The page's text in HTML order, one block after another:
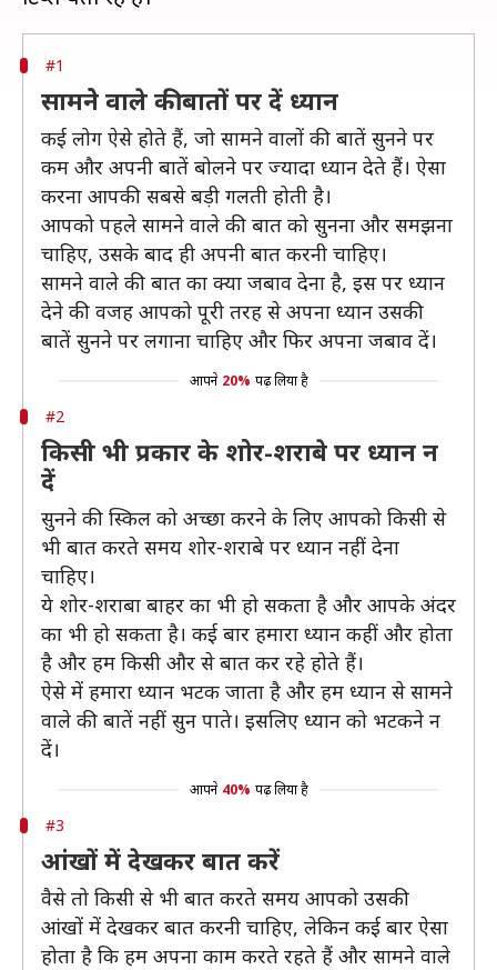
#1
सामनेे वाले की बातों पर दें ध्यान
कई लोग ऐसे होते हैं, जो सामने वालों की बातें सुनने पर
कम और अपनी बातें बोलने पर ज्यादा ध्यान देते हैं। ऐसा
करना आपकी सबसे बड़ी गलती होती है।
आपको पहले सामने वाले की बात को सुनना और समझना
चाहिए, उसके बाद ही अपनी बात करनी चाहिए।
सामने वाले की बात का क्या जबाव देना है, इस पर ध्यान
देने की वजह आपको पूरी तरह से अपना ध्यान उसकी
बातें सुनने पर लगाना चाहिए और फिर अपना जबाव दें।
आपने 20% पढ़ लिया है
#2
किसी भी प्रकार के शोर-शराबे पर ध्यान न
दें
सुनने की स्किल को अच्छा करने के लिए आपको किसी से
भी बात करते समय शोर-शराबे पर ध्यान नहीं देना
चाहिए।
ये शोर-शराबा बाहर का भी हो सकता है और आपके अंदर
का भी हो सकता है। कई बार हमारा ध्यान कहीं और होता
है और हम किसी और से बात कर रहे होते हैं।
ऐसे में हमारा ध्यान भटक जाता है और हम ध्यान से सामने
वाले की बातें नहीं सुन पाते। इसलिए ध्यान को भटकने न
दें।
आपने 40% पढ़ लिया है
#3
आंखों में देखकर बात करें
वैसे तो किसी से भी बात करते समय आपको उसकी
आंखों में देखकर बात करनी चाहिए, लेकिन कई बार ऐसा
होता है कि हम अपना काम करते रहते हैं और सामने वाले